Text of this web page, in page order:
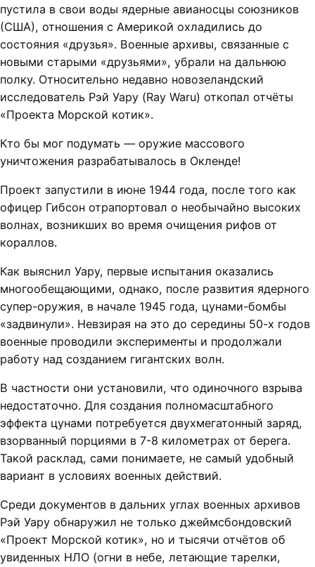
пустила в свои воды ядерные авианосцы союзников
(США), отношения с Америкой охладились до
состояния «друзья». Военные архивы, связанные с
новыми старыми «друзьями», убрали на дальнюю
полку. Относительно недавно новозеландский
исследователь Рэй Уару (Ray Waru) откопал отчёты
«Проекта Морской котик».
Кто бы мог подумать — оружие массового
уничтожения разрабатывалось в Окленде!
Проект запустили в июне 1944 года, после того как
офицер Гибсон отрапортовал о необычайно высоких
волнах, возникших во время очищения рифов от
кораллов.
Как выяснил Уару, первые испытания оказались
многообещающими, однако, после развития ядерного
супер-оружия, в начале 1945 года, цунами-бомбы
«задвинули». Невзирая на это до середины 50-х годов
военные проводили эксперименты и продолжали
работу над созданием гигантских волн.
В частности они установили, что одиночного взрыва
недостаточно. Для создания полномасштабного
эффекта цунами потребуется двухмегатонный заряд,
взорванный порциями в 7-8 километрах от берега.
Такой расклад, сами понимаете, не самый удобный
вариант в условиях военных действий.
Среди документов в дальних углах военных архивов
Рэй Уару обнаружил не только джеймсбондовский
«Проект Морской котик», но и тысячи отчётов об
увиденных НЛО (огни в небе, летающие тарелки,